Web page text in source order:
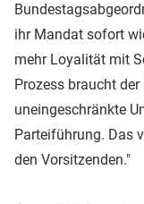
ihr Mandat sofort
mehr Loyalität mit
Prozess braucht
uneingeschränkte
Parteiführung. Das
den Vorsitzenden."